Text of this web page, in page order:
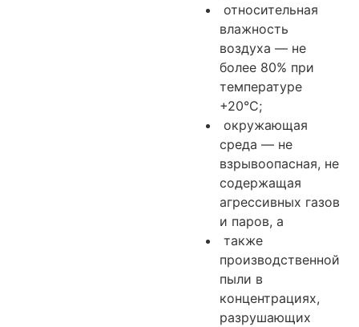
относительная
влажность
воздуха — не
более 80% при
температуре
+20°С;
окружающая
среда — не
взрывоопасная, не
содержащая
агрессивных газов
и паров, а
также
производственной
пыли в
концентрациях,
разрушающих